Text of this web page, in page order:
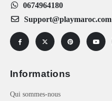
0674964180
Support@playmaroc.com
Informations
Qui sommes-nous